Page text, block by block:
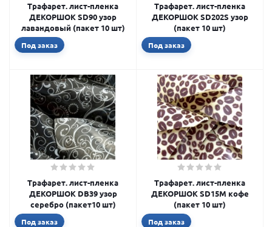
Трафарет. лист-пленка
ДЕКОРШОК SD90 узор
лавандовый (пакет 10 шт)
Под заказ
Трафарет. лист-пленка
ДЕКОРШОК SD202S узор
(пакет 10 шт)
Под заказ
Трафарет. лист-пленка
ДЕКОРШОК DB39 узор
серебро (пакет10 шт)
Под заказ
Трафарет. лист-пленка
ДЕКОРШОК SD15M кофе
(пакет 10 шт)
Под заказ